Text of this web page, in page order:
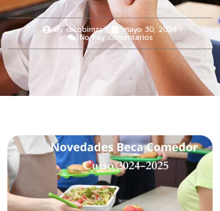
Byracobimza mayo 30, 2024
No hay comentarios